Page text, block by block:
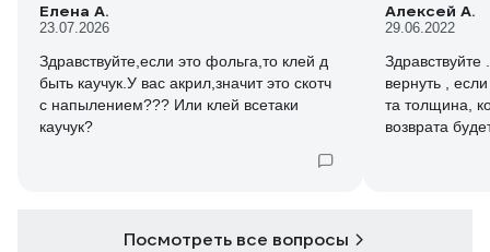
Елена А.
23.07.2026
Здравствуйте,если это фольга,то клей д
быть каучук.У вас акрил,значит это скотч
с напылением??? Или клей всетаки
каучук?
Алексей А.
29.06.2022
вернуть ,
та толщина,
возврата
Посмотреть все вопросы